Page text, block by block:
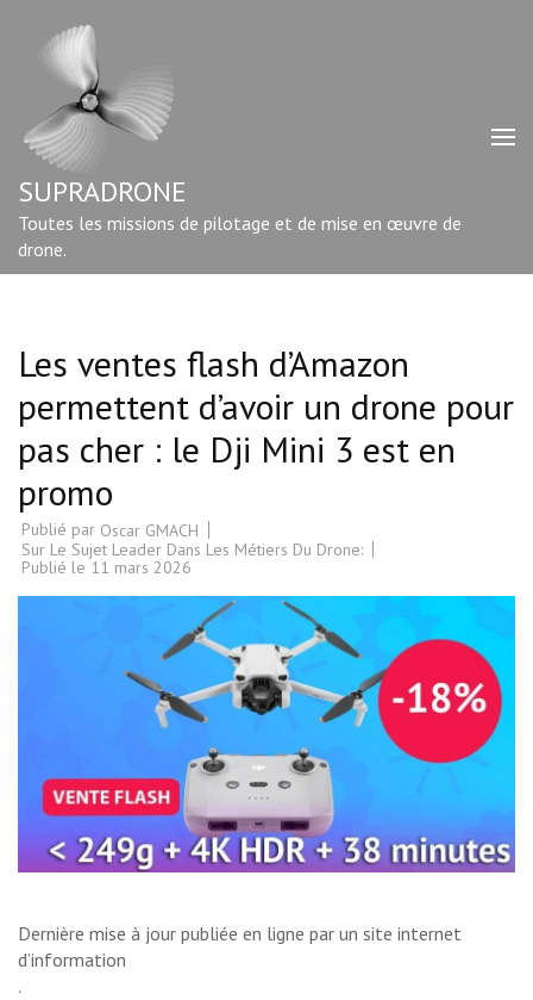
contenu
Entrée)
SUPRADRONE
Toutes les missions de pilotage et de mise en œuvre de
drone.
Les ventes flash d’Amazon
permettent d’avoir un drone pour
pas cher : le Dji Mini 3 est en
promo
Publié par Oscar GMACH
Sur Le Sujet Leader Dans Les Métiers Du Drone:
Publié le 11 mars 2026
Dernière mise à jour publiée en ligne par un site internet
d’information
.